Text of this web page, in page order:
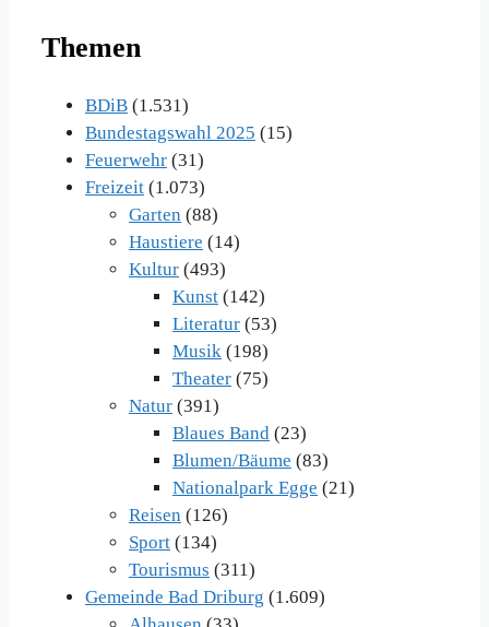
Themen
BDiB (1.531)
Bundestagswahl 2025 (15)
Feuerwehr (31)
Freizeit (1.073)
Garten (88)
Haustiere (14)
Kultur (493)
Kunst (142)
Literatur (53)
Musik (198)
Theater (75)
Natur (391)
Blaues Band (23)
Blumen/Bäume (83)
Nationalpark Egge (21)
Reisen (126)
Sport (134)
Tourismus (311)
Gemeinde Bad Driburg (1.609)